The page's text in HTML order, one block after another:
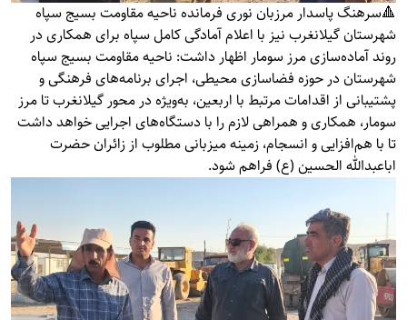
🔺سرهنگ پاسدار مرزبان نوری فرمانده ناحیه مقاومت بسیج سپاه
شهرستان گیلانغرب نیز با اعلام آمادگی کامل سپاه برای همکاری در
روند آماده‌سازی مرز سومار اظهار داشت: ناحیه مقاومت بسیج سپاه
شهرستان در حوزه فضاسازی محیطی، اجرای برنامه‌های فرهنگی و
پشتیبانی از اقدامات مرتبط با اربعین، به‌ویژه در محور گیلانغرب تا مرز
سومار، همکاری و همراهی لازم را با دستگاه‌های اجرایی خواهد داشت
تا با هم‌افزایی و انسجام، زمینه میزبانی مطلوب از زائران حضرت
اباعبدالله الحسین (ع) فراهم شود.